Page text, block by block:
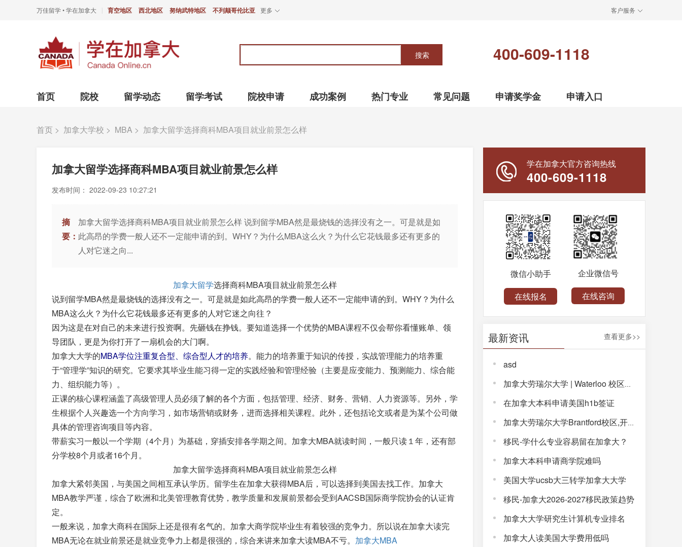
万佳留学 • 学在加拿大 育空地区 西北地区 努纳武特地区 不列颠哥伦比亚 更多 客户服务
关
搜索 400-609-1118
首页 院校 留学动态 留学考试 院校申请 成功案例 热门专业 常见问题 申请奖学金 申请入口
首页 > 加拿大学校 > MBA > 加拿大留学选择商科MBA项目就业前景怎么样
加拿大留学选择商科MBA项目就业前景怎么样
发布时间： 2022-09-23 10:27:21
摘
要：
加拿大留学选择商科MBA项目就业前景怎么样 说到留学MBA然是最烧钱的选择没有之一。可是就是如
此高昂的学费一般人还不一定能申请的到。WHY？为什么MBA这么火？为什么它花钱最多还有更多的
人对它迷之向...
加拿大留学选择商科MBA项目就业前景怎么样
说到留学MBA然是最烧钱的选择没有之一。可是就是如此高昂的学费一般人还不一定能申请的到。WHY？为什么
MBA这么火？为什么它花钱最多还有更多的人对它迷之向往？
因为这是在对自己的未来进行投资啊。先砸钱在挣钱。要知道选择一个优势的MBA课程不仅会帮你看懂账单、领
导团队，更是为你打开了一扇机会的大门啊。
加拿大大学的MBA学位注重复合型、综合型人才的培养。能力的培养重于知识的传授，实战管理能力的培养重
于“管理学”知识的研究。它要求其毕业生能习得一定的实践经验和管理经验（主要是应变能力、预测能力、综合能
力、组织能力等）。
正课的核心课程涵盖了高级管理人员必须了解的各个方面，包括管理、经济、财务、营销、人力资源等。另外，学
生根据个人兴趣选一个方向学习，如市场营销或财务，进而选择相关课程。此外，还包括论文或者是为某个公司做
具体的管理咨询项目等内容。
带薪实习一般以一个学期（4个月）为基础，穿插安排各学期之间。加拿大MBA就读时间，一般只读１年，还有部
分学校8个月或者16个月。
加拿大留学选择商科MBA项目就业前景怎么样
加拿大紧邻美国，与美国之间相互承认学历。留学生在加拿大获得MBA后，可以选择到美国去找工作。加拿大
MBA教学严谨，综合了欧洲和北美管理教育优势，教学质量和发展前景都会受到AACSB国际商学院协会的认证肯
定。
一般来说，加拿大商科在国际上还是很有名气的。加拿大商学院毕业生有着较强的竞争力。所以说在加拿大读完
MBA无论在就业前景还是就业竞争力上都是很强的，综合来讲来加拿大读MBA不亏。 加拿大MBA
学在加拿大官方咨询热线
400-609-1118
微信小助手
在线报名
企业微信号
在线咨询
最新资讯 查看更多>>
asd
加拿大劳瑞尔大学 | Waterloo 校区，解锁完整大学体验！
在加拿大本科申请美国h1b签证
加拿大劳瑞尔大学Brantford校区,开启通往未来的大学生活!
移民-学什么专业容易留在加拿大？
加拿大本科申请商学院难吗
美国大学ucsb大三转学加拿大大学
移民-加拿大2026-2027移民政策趋势
加拿大大学研究生计算机专业排名
加拿大人读美国大学费用低吗